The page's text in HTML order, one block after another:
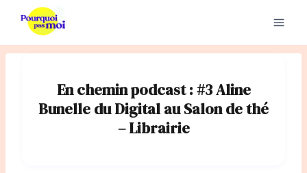
contenu
En chemin podcast : #3 Aline
Bunelle du Digital au Salon de thé
– Librairie